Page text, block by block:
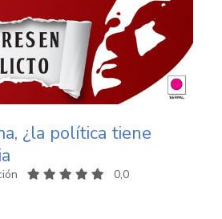
¿la política tiene
0,0